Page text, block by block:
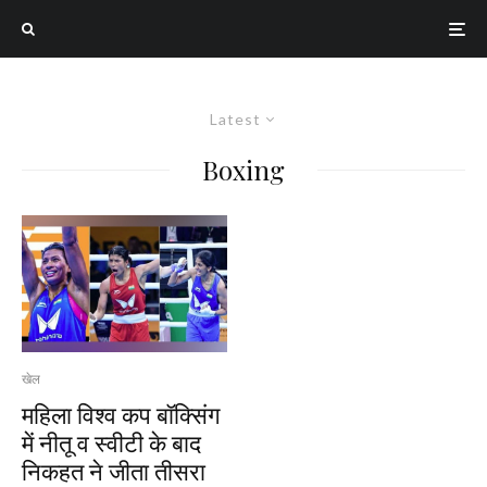
Latest
Boxing
खेल
महिला विश्व कप बॉक्सिंग
में नीतू व स्वीटी के बाद
निकहत ने जीता तीसरा